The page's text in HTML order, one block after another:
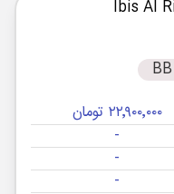
BB
۲۲٬۹۰۰٬۰۰۰ تومان
-
-
-